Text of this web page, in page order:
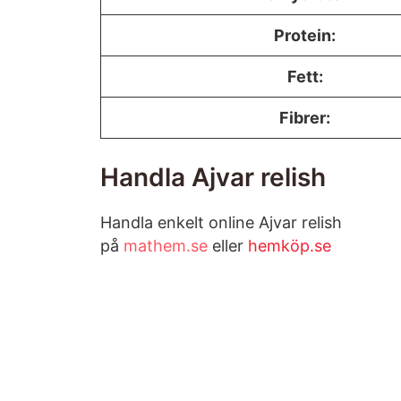
Protein:
Fett:
Fibrer:
Handla Ajvar relish
Handla enkelt online Ajvar relish
på mathem.se eller hemköp.se